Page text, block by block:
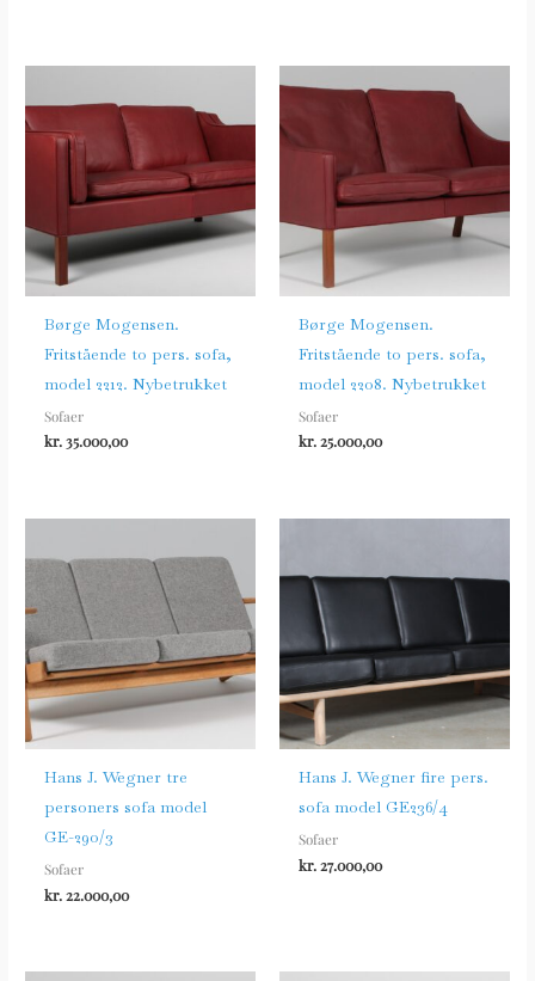
Børge Mogensen.
Fritstående to pers. sofa,
model 2212. Nybetrukket
Sofaer
kr.35.000,00
Børge Mogensen.
Fritstående to pers. sofa,
model 2208. Nybetrukket
Sofaer
kr.25.000,00
Hans J. Wegner tre
personers sofa model
GE-290/3
Sofaer
kr.22.000,00
Hans J. Wegner fire pers.
sofa model GE236/4
Sofaer
kr.27.000,00